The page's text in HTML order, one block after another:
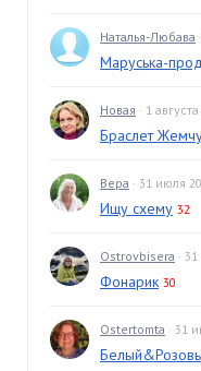
Наталья-Любава
Маруська-
Новая · 1
Браслет
Вера · 31 июля
Ищу схему 32
Ostrovbisera ·
Фонарик 30
Ostertomta · 31